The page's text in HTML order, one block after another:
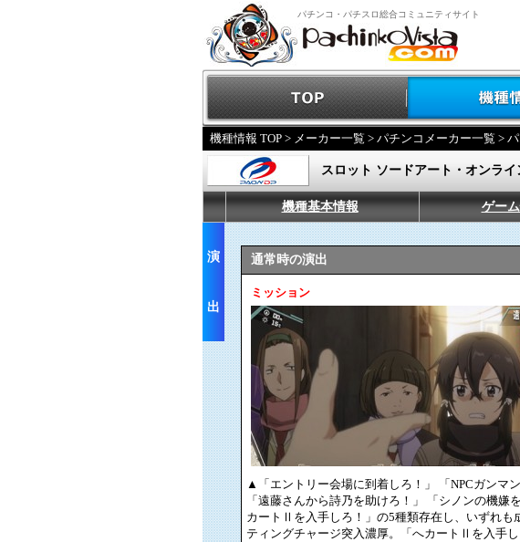
パチンコ・パチスロ総合コミュニティサイト
機種情報 TOP > メーカー一覧 > パチンコメーカー一覧 >
スロット ソードアート・オンラ
機種基本情報 ゲー
演
出
通常時の演出
ミッション
▲「エントリー会場に到着しろ！」 「NPCガンマン
「遠藤さんから詩乃を助けろ！」 「シノンの機嫌
カートⅡを入手しろ！」の5種類存在し、いずれも
ティングチャージ突入濃厚。「へカートⅡを入手